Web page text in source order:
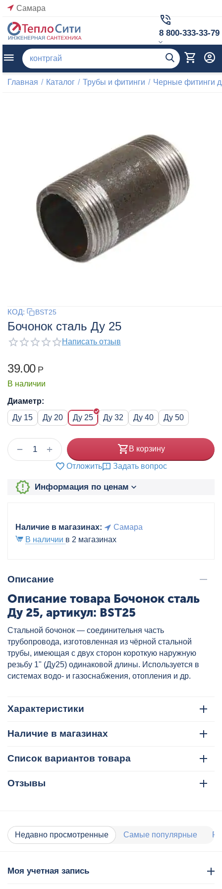
Самара
8 800-333-33-79
Главная / Каталог / Трубы и фитинги / Черные фитинги
КОД: BST25
Бочонок сталь Ду 25
Написать отзыв
39.00 Р
В наличии
Диаметр:
Ду 15
Ду 20 Ду 25 Ду 32 Ду 40 Ду 50
+
− В корзину
Отложить Задать вопрос
Информация по ценам
Наличие в магазинах:
Самара
В наличии в 2 магазинах
Описание
Описание товара Бочонок сталь
Ду 25, артикул: BST25
Стальной бочонок — соединительня часть
трубопровода, изготовленная из чёрной стальной
трубы, имеющая с двух сторон короткую наружную
резьбу 1" (Ду25) одинаковой длины. Используется в
системах водо- и газоснабжения, отопления и др.
Характеристики
Наличие в магазинах
Список вариантов товара
Отзывы
Недавно просмотренные Самые популярные
Моя учетная запись